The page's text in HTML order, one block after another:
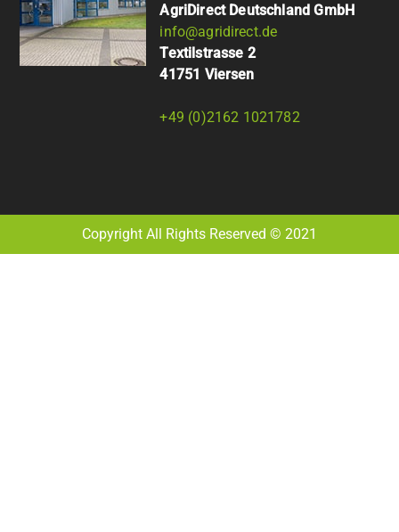
AgriDirect Deutschland GmbH
info@agridirect.de
Textilstrasse 2
41751 Viersen
+49 (0)2162 1021782
Copyright All Rights Reserved © 2021